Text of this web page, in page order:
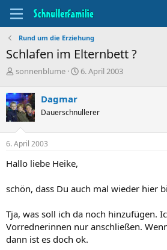
Rund um die Erziehung
Schlafen im Elternbett ?
T
e
m
e
n
s
t
r
e
sonnenblume
B
n
d
6. April 2003
Dagmar
Dauerschnullerer
6. April 2003
Hallo liebe Heike,
schön, dass Du auch mal wieder hier
Tja, was soll ich da noch hinzufügen.
Vorrednerinnen nur anschließen.
dann ist es doch ok.